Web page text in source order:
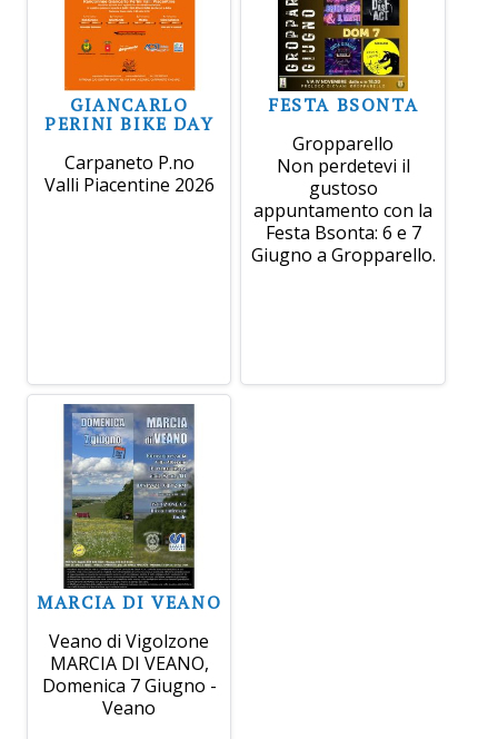
GIANCARLO
PERINI BIKE DAY
Carpaneto P.no
Valli Piacentine 2026
FESTA BSONTA
Gropparello
Non perdetevi il
gustoso
appuntamento con la
Festa Bsonta: 6 e 7
Giugno a Gropparello.
MARCIA DI VEANO
Veano di Vigolzone
MARCIA DI VEANO,
Domenica 7 Giugno -
Veano